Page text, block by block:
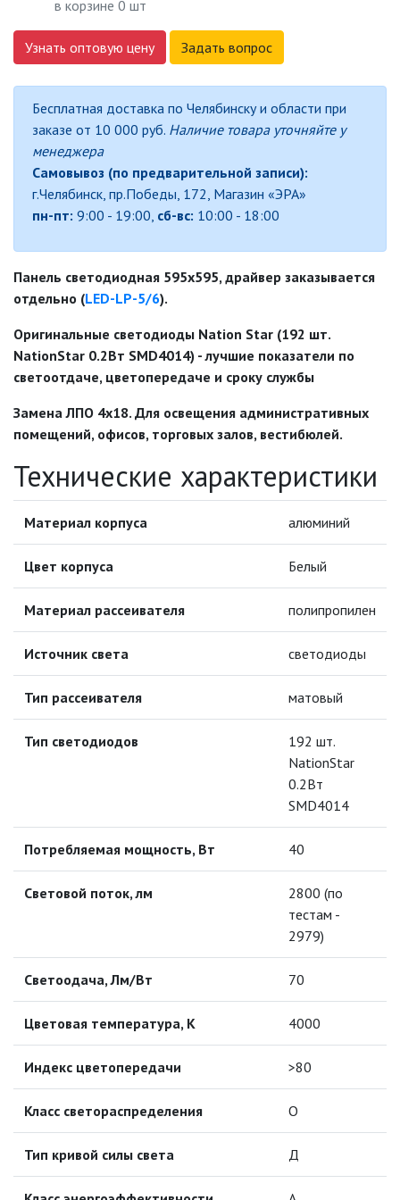
СВЕТИЛЬНИКИ ДЛЯ РОСТА
РАСТЕНИЙ (ФИТОСВЕТИЛЬНИКИ)
АКСЕССУАРЫ ДЛЯ
ЭЛЕКТРОМОНТАЖА
ДАТЧИКИ ДВИЖЕНИЯ И
ФОТОРЕЛЕ
ДЕКОРАТИВНАЯ ПОДСВЕТКА
ИЗОЛЯЦИОННАЯ ЛЕНТА
ИНФРАКРАСНЫЕ ЛАМПЫ
КАБЕЛЕНЕСУЩИЕ СИСТЕМЫ
КАБЕЛЬ
КЛЕЙКИЕ ЛЕНТЫ
ЛЕНТЫ СВЕТОДИОДНЫЕ (LED
ЛЕНТЫ)
ЛЮСТРЫ
МОДУЛЬНЫЕ СИСТЕМЫ
ОСВЕЩЕНИЯ (LED МОДУЛИ)
НАСТОЛЬНЫЕ СВЕТИЛЬНИКИ
НИЗКОВОЛЬТНОЕ
ОБОРУДОВАНИЕ
НОВОГОДНЕЕ ОСВЕЩЕНИЕ
ОТВЕРТКИ
ПОРТАТИВНЫЕ СОЛНЕЧНЫЕ
ЭЛЕКТРОСТАНЦИИ
в корзине 0 шт
Узнать оптовую цену Задать вопрос
Бесплатная доставка по Челябинску и области при
заказе от 10 000 руб. Наличие товара уточняйте у
менеджера
Самовывоз (по предварительной записи):
г.Челябинск, пр.Победы, 172, Магазин «ЭРА»
пн-пт: 9:00 - 19:00, сб-вс: 10:00 - 18:00
Панель светодиодная 595х595, драйвер заказывается
отдельно (LED-LP-5/6).
Оригинальные светодиоды Nation Star (192 шт.
NationStar 0.2Вт SMD4014) - лучшие показатели по
светоотдаче, цветопередаче и сроку службы
Замена ЛПО 4х18. Для освещения административных
помещений, офисов, торговых залов, вестибюлей.
Технические характеристики
Материал корпуса алюминий
Цвет корпуса Белый
Материал рассеивателя полипропилен
Источник света светодиоды
Тип рассеивателя матовый
Тип светодиодов
192 шт.
NationStar
0.2Вт
SMD4014
Потребляемая мощность, Вт 40
Световой поток, лм
2800 (по
тестам -
2979)
Светоодача, Лм/Вт 70
Цветовая температура, К 4000
Индекс цветопередачи >80
Класс светораспределения O
Тип кривой силы света Д